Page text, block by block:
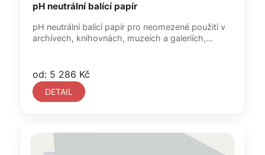
pH neutrální balící papír
pH neutrální balící papír pro neomezené použití v
archívech, knihovnách, muzeích a galeriích,...
od: 5 286 Kč
DETAIL